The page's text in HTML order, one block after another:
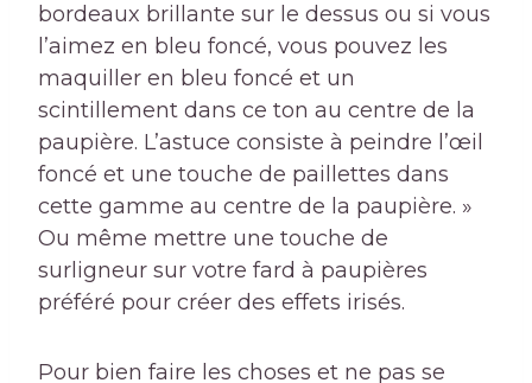
bordeaux brillante sur le dessus ou si vous
l’aimez en bleu foncé, vous pouvez les
maquiller en bleu foncé et un
scintillement dans ce ton au centre de la
paupière. L’astuce consiste à peindre l’œil
foncé et une touche de paillettes dans
cette gamme au centre de la paupière. »
Ou même mettre une touche de
surligneur sur votre fard à paupières
préféré pour créer des effets irisés.
Pour bien faire les choses et ne pas se